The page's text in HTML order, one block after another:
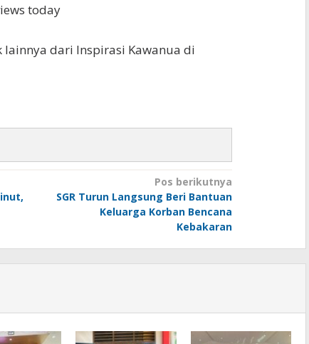
today
lainnya dari Inspirasi Kawanua di
Pos berikutnya
SGR Turun Langsung Beri Bantuan
Keluarga Korban Bencana
Kebakaran